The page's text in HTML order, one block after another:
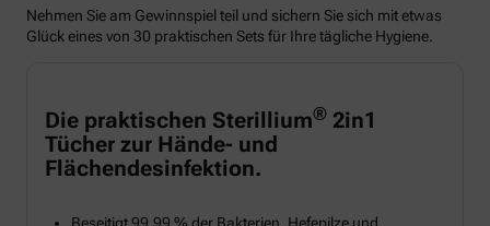
Nehmen Sie am Gewinnspiel teil und sichern Sie sich mit etwas
Glück eines von 30 praktischen Sets für Ihre tägliche Hygiene.
Die praktischen Sterillium® 2in1
Tücher zur Hände- und
Flächendesinfektion.